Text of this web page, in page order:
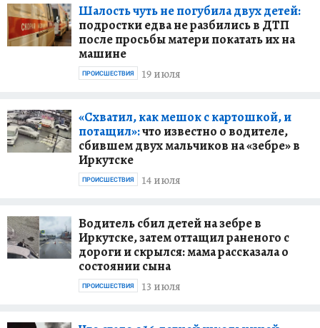
Шалость чуть не погубила двух детей:
подростки едва не разбились в ДТП
после просьбы матери покатать их на
машине
19 июля
ПРОИСШЕСТВИЯ
«Схватил, как мешок с картошкой, и
потащил»:что известно о водителе,
сбившем двух мальчиков на «зебре» в
Иркутске
14 июля
ПРОИСШЕСТВИЯ
Водитель сбил детей на зебре в
Иркутске, затем оттащил раненого с
дороги и скрылся: мама рассказала о
состоянии сына
13 июля
ПРОИСШЕСТВИЯ